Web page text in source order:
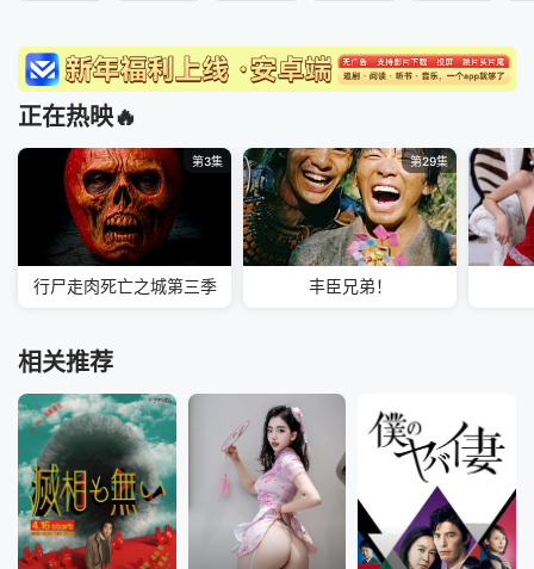
正在热映🔥
第3集
行尸走肉死亡之城第三季
第29集
丰臣兄弟！
相关推荐